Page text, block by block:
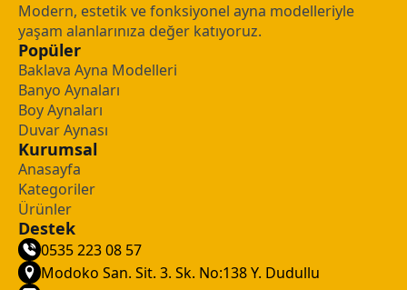
Modern, estetik ve fonksiyonel ayna modelleriyle
yaşam alanlarınıza değer katıyoruz.
Popüler
Baklava Ayna Modelleri
Banyo Aynaları
Boy Aynaları
Duvar Aynası
Kurumsal
Anasayfa
Kategoriler
Ürünler
Destek
0535 223 08 57
Modoko San. Sit. 3. Sk. No:138 Y. Dudullu